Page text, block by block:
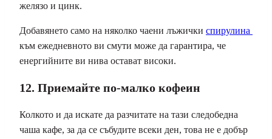
желязо и цинк.
Добавянето само на няколко чаени лъжички спирулина
към ежедневното ви смути може да гарантира, че
енергийните ви нива остават високи.
12. Приемайте по-малко кофеин
Колкото и да искате да разчитате на тази следобедна
чаша кафе, за да се събудите всеки ден, това не е добър